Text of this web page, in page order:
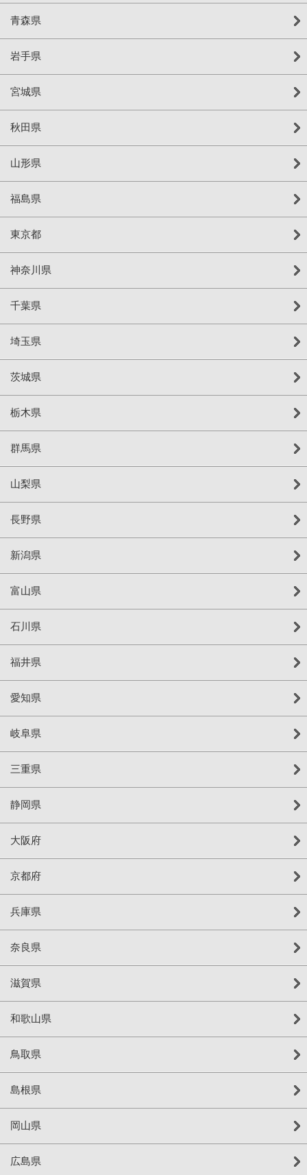
青森県
岩手県
宮城県
秋田県
山形県
福島県
東京都
神奈川県
千葉県
埼玉県
茨城県
栃木県
群馬県
山梨県
長野県
新潟県
富山県
石川県
福井県
愛知県
岐阜県
三重県
静岡県
大阪府
京都府
兵庫県
奈良県
滋賀県
和歌山県
鳥取県
島根県
岡山県
広島県